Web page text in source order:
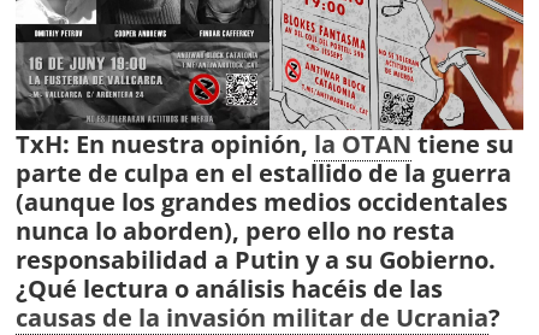
TxH: En nuestra opinión, la OTAN tiene su
parte de culpa en el estallido de la guerra
(aunque los grandes medios occidentales
nunca lo aborden), pero ello no resta
responsabilidad a Putin y a su Gobierno.
¿Qué lectura o análisis hacéis de las
causas de la invasión militar de Ucrania?